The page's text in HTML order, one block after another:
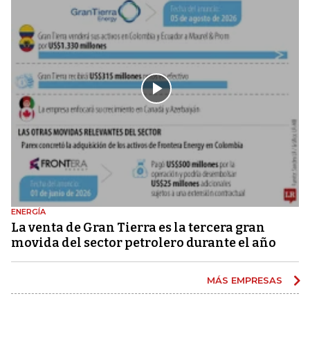
ENERGÍA
La venta de Gran Tierra es la tercera gran
movida del sector petrolero durante el año
MÁS EMPRESAS